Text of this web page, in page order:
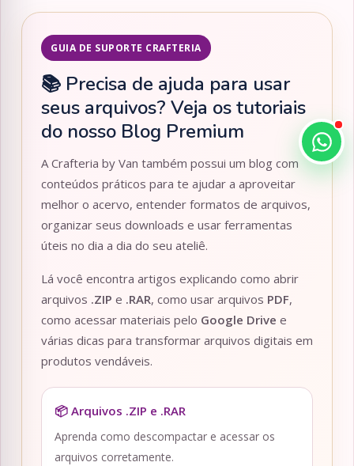
GUIA DE SUPORTE CRAFTERIA
📚 Precisa de ajuda para usar
seus arquivos? Veja os tutoriais
do nosso Blog Premium
A Crafteria by Van também possui um blog com
conteúdos práticos para te ajudar a aproveitar
melhor o acervo, entender formatos de arquivos,
organizar seus downloads e usar ferramentas
úteis no dia a dia do seu ateliê.
Lá você encontra artigos explicando como abrir
arquivos .ZIP e .RAR, como usar arquivos PDF,
como acessar materiais pelo Google Drive e
várias dicas para transformar arquivos digitais em
produtos vendáveis.
📦 Arquivos .ZIP e .RAR
Aprenda como descompactar e acessar os
arquivos corretamente.